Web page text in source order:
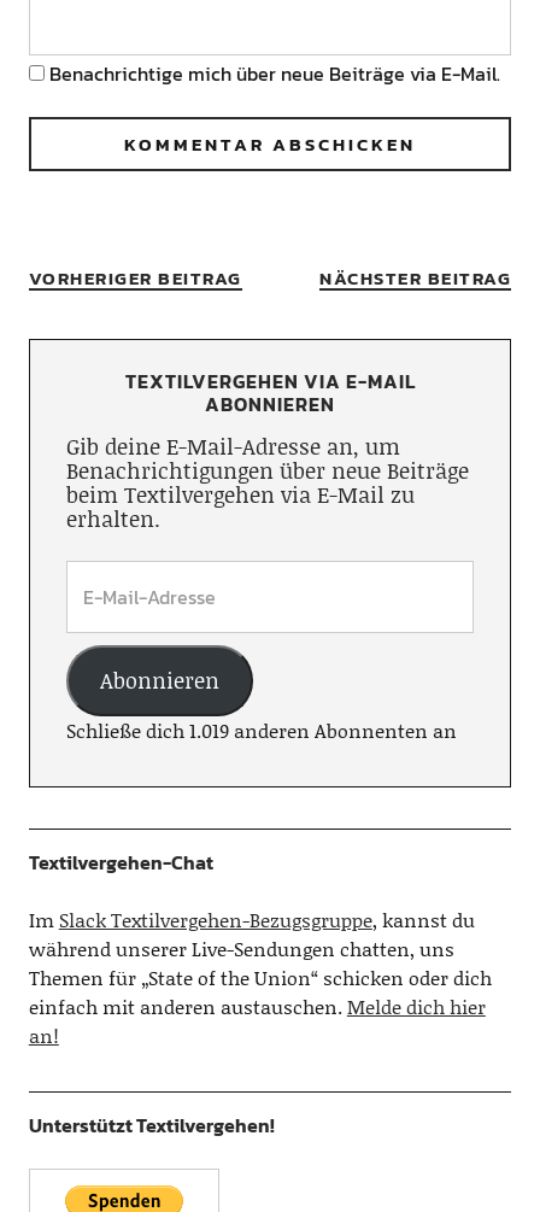
Benachrichtige mich über neue Beiträge via E-Mail.
VORHERIGER BEITRAG NÄCHSTER BEITRAG
TEXTILVERGEHEN VIA E-MAIL
ABONNIEREN
Gib deine E-Mail-Adresse an, um
Benachrichtigungen über neue Beiträge
beim Textilvergehen via E-Mail zu
erhalten.
Abonnieren
Schließe dich 1.019 anderen Abonnenten an
Textilvergehen-Chat
Im Slack Textilvergehen-Bezugsgruppe, kannst du
während unserer Live-Sendungen chatten, uns
Themen für „State of the Union“ schicken oder dich
einfach mit anderen austauschen.Melde dich hier
an!
Unterstützt Textilvergehen!